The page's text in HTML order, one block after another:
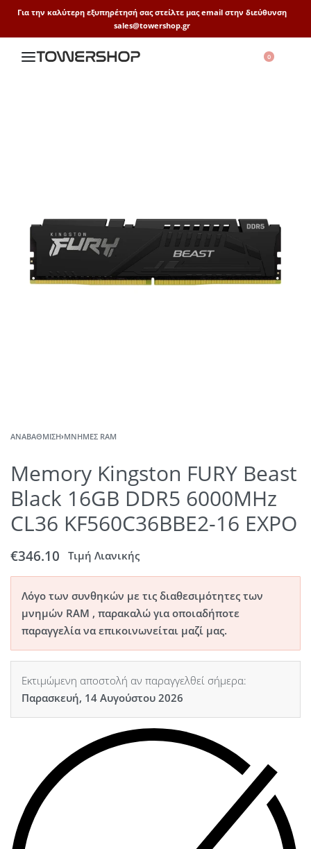
Για την καλύτερη εξυπηρέτησή σας στείλτε μας email στην διεύθυνση
sales@towershop.gr
0
ΑΝΑΒΆΘΜΙΣΗ›ΜΝΉΜΕΣ RAM
Memory Kingston FURY Beast
Black 16GB DDR5 6000MHz
CL36 KF560C36BBE2-16 EXPO
€346.10 Τιμή Λιανικής
Λόγο των συνθηκών με τις διαθεσιμότητες των
μνημών RAM , παρακαλώ για οποιαδήποτε
παραγγελία να επικοινωνείται μαζί μας.
Εκτιμώμενη αποστολή αν παραγγελθεί σήμερα:
Παρασκευή, 14 Αυγούστου 2026